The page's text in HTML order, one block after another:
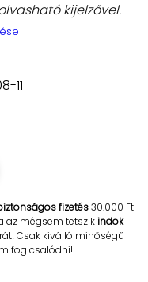
kijelzővel.
11
fizetés30.000 Ft
az mégsem tetszikindok
Csak kiválló minőségű
fog csalódni!